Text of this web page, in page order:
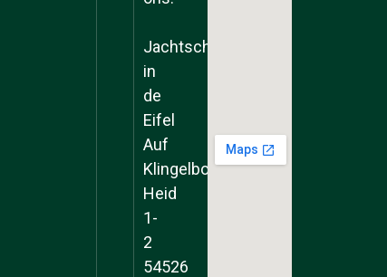
Jachtschool
in
de
Eifel
Auf
Klingelborner
Heid
1-
2
54526